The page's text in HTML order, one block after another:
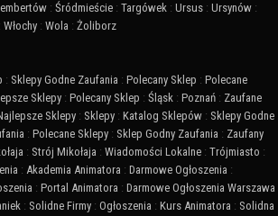
: Śródmieście : Targówek : Ursus : Ursynów :
Włochy : Wola : Żoliborz
: Sklepy Godne Zaufania : Polecany Sklep : Polecane
Sklepy : Polecany Sklep : Śląsk : Poznań : Zaufane
Sklepy : Sklepy : Katalog Sklepów : Sklepy Godne
: Polecane Sklepy : Sklep Godny Zaufania : Zaufany
: Strój Mikołaja : Wiadomości Lokalne : Trójmiasto :
: Akademia Animatora : Darmowe Ogłoszenia :
: Portal Animatora : Darmowe Ogłoszenia Warszawa
: Solidne Firmy : Ogłoszenia : Kurs Animatora : Solidna